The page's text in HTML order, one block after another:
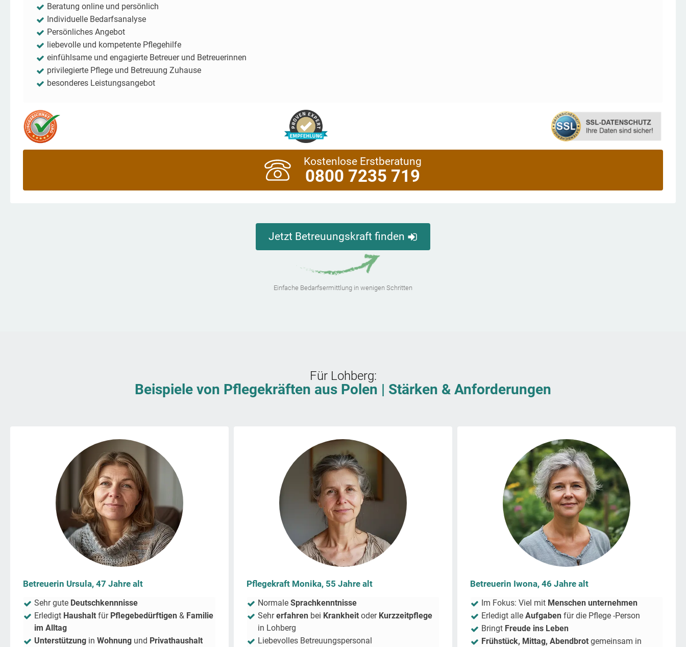
Beratung online und persönlich
Individuelle Bedarfsanalyse
Persönliches Angebot
liebevolle und kompetente Pflegehilfe
einfühlsame und engagierte Betreuer und Betreuerinnen
privilegierte Pflege und Betreuung Zuhause
besonderes Leistungsangebot
Kostenlose Erstberatung
0800 7235 719
Jetzt Betreuungskraft finden
Einfache Bedarfsermittlung in wenigen Schritten
Für Lohberg:
Beispiele von Pflegekräften aus Polen | Stärken & Anforderungen
Betreuerin Ursula, 47 Jahre alt
Sehr gute Deutschkennnisse
Erledigt Haushalt für Pflegebedürftigen & Familie
im Alltag
Unterstützung in Wohnung und Privathaushalt
Pflegekraft Monika, 55 Jahre alt
Normale Sprachkenntnisse
Sehrerfahren bei Krankheit oder Kurzzeitpflege
in Lohberg
Liebevolles Betreuungspersonal
Betreuerin Iwona, 46 Jahre alt
Im Fokus: Viel mit Menschen unternehmen
Erledigt alle Aufgaben für die Pflege -Person
Bringt Freude ins Leben
Frühstück, Mittag, Abendbrot gemeinsam in